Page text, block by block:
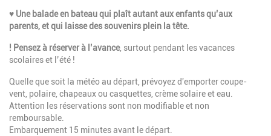
♥ Une balade en bateau qui plaît autant aux enfants qu’aux
parents, et qui laisse des souvenirs plein la tête.
! Pensez à réserver à l’avance, surtout pendant les vacances
scolaires et l’été !
Quelle que soit la météo au départ, prévoyez d'emporter coupe-
vent, polaire, chapeaux ou casquettes, crème solaire et eau.
Attention les réservations sont non modifiable et non
remboursable.
Embarquement 15 minutes avant le départ.